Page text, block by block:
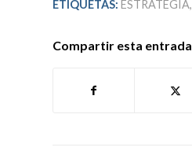
ETIQUETAS: ESTRATEGIA,
Compartir esta entrada